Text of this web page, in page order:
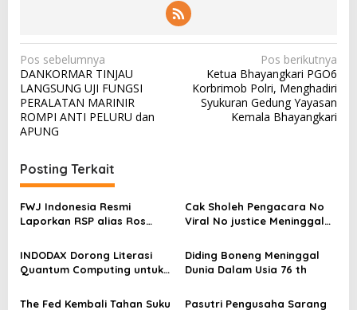
N
a
v
i
a
s
i
o
s
Pos sebelumnya
DANKORMAR TINJAU
LANGSUNG UJI FUNGSI
PERALATAN MARINIR
ROMPI ANTI PELURU dan
APUNG
Pos berikutnya
Ketua Bhayangkari PGO6
Korbrimob Polri, Menghadiri
Syukuran Gedung Yayasan
Kemala Bhayangkari
Posting Terkait
FWJ Indonesia Resmi
Laporkan RSP alias Ros
Cak Sholeh Pengacara No
Viral No justice Meninggal
INDODAX Dorong Literasi
Quantum Computing untuk
Blockchain
Diding Boneng Meninggal
Dunia Dalam Usia 76 th
The Fed Kembali Tahan Suku
Pasutri Pengusaha Sarang